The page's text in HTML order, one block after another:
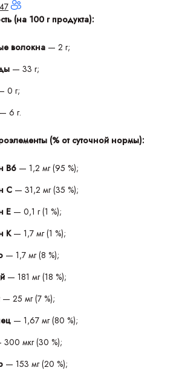
(на 100 г продукта):
волокна — 2 г;
— 33 г;
0 г;
— 6 г.
(% от суточной нормы):
B6 — 1,2 мг (95 %);
C — 31,2 мг (35 %);
E — 0,1 г (1 %);
K— 1,7 мг (1 %);
— 1,7 мг (8 %);
— 181 мг (18 %);
— 25 мг (7 %);
— 1,67 мг (80 %);
мкг (30 %);
— 153 мг (20 %);